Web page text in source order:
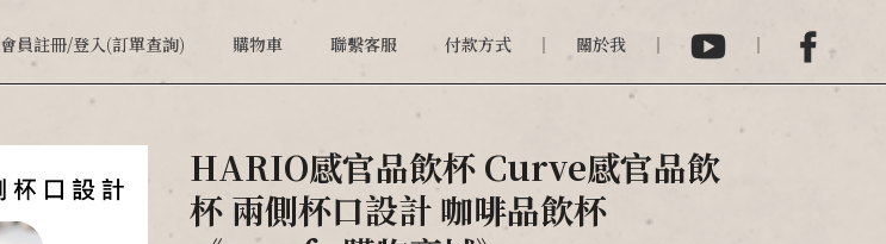
會員註冊/登入(訂單查詢) 購物車 聯繫客服 付款方式 關於我
HARIO感官品飲杯 Curve感官品飲
杯 兩側杯口設計 咖啡品飲杯